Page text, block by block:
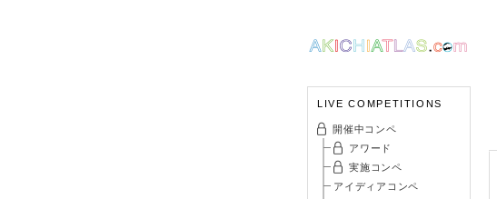
LIVE COMPETITIONS
開催中コンペ
アワード
実施コンペ
アイディアコンペ